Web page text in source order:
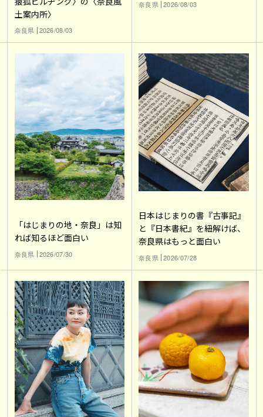
土案内所〉
奈良県 2026/08/03
奈良県 2026/08/03
「はじまりの地・奈良」は知
れば知るほど面白い
奈良県 2026/07/30
日本はじまりの書『古事記』
と『日本書紀』を紐解けば、
奈良県はもっと面白い
奈良県 2026/07/28